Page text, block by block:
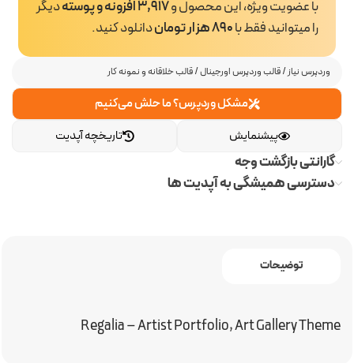
وردپرس نیاز/قالب وردپرس اورجینال/قالب خلاقانه و نمونه کار
مشکل وردپرس؟ ما حلش می‌کنیم
تاریخچه آپدیت
پیشنمایش
گارانتی بازگشت وجه
دسترسی همیشگی به آپدیت ها
با عضویت ویژه، این محصول و3,917 افزونه و پوسته
دیگر
را میتوانید فقط با890 هزار تومان دانلود کنید.
توضیحات
Regalia – Artist Portfolio, Art Gallery Theme